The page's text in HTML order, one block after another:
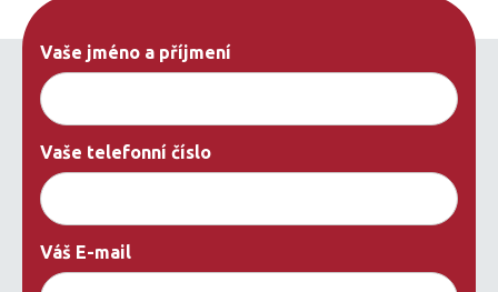
Vaše jméno a příjmení
Vaše telefonní číslo
Váš E-mail